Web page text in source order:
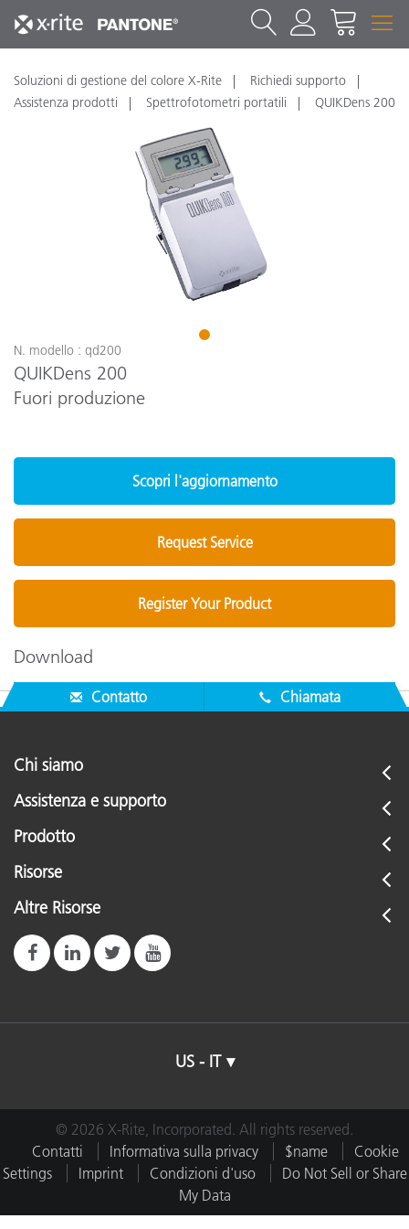
Soluzioni di gestione del colore X-Rite
Richiedi supporto
Assistenza prodotti
Spettrofotometri portatili QUIKDens 200
1
N. modello : qd200
QUIKDens 200
Fuori produzione
Scopri l'aggiornamento
Request Service
Register Your Product
Download
Contatto Chiamata
Chi siamo
Assistenza e supporto
Prodotto
Risorse
Altre Risorse
US - IT
© 2026 X-Rite, Incorporated. All rights reserved.
Contatti
Informativa sulla privacy $name
Cookie
Settings
Imprint Condizioni d'uso
Do Not Sell or Share
My Data